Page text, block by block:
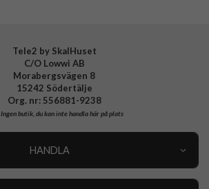
Tele2 by SkalHuset
C/O Lowwi AB
Morabergsvägen 8
15242 Södertälje
Org. nr: 556881-9238
Ingen butik, du kan inte handla här på plats
HANDLA